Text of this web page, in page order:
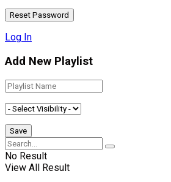
Log In
Add New Playlist
No Result
View All Result